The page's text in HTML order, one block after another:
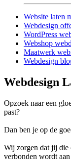
Website laten
Webdesign
WordPress
Webshop
Maatwerk
Webdesign
Webdesign
Opzoek naar een
past?
Dan ben je op de
Wij zorgen dat jij die
verbonden wordt